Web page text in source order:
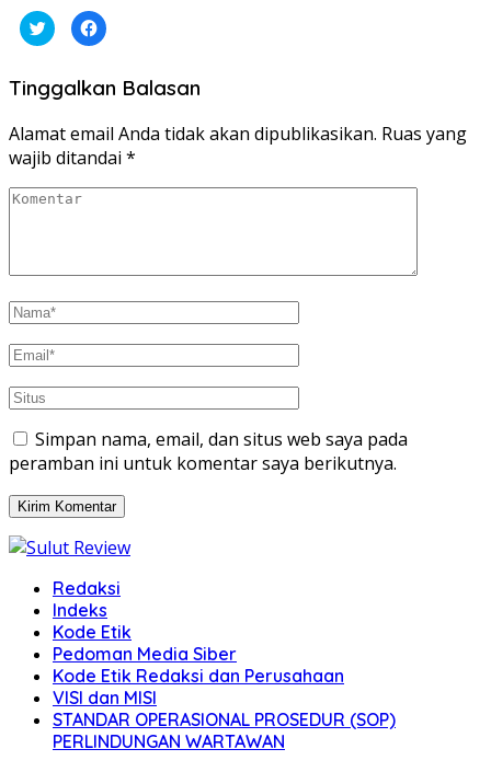
Klik
untuk
berbagi
Twitter(Membuka
di
jendela
baru)
Klik
untuk
Facebook(Membuka
di
baru)
Tinggalkan Balasan
Alamat email Anda tidak akan dipublikasikan. Ruas yang
wajib ditandai *
Simpan nama, email, dan situs web saya pada
peramban ini untuk komentar saya berikutnya.
Redaksi
Indeks
Kode Etik
Pedoman Media Siber
Kode Etik Redaksi dan Perusahaan
VISI dan MISI
STANDAR OPERASIONAL PROSEDUR (SOP)
PERLINDUNGAN WARTAWAN